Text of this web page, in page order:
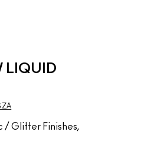
LIQUID
/ Glitter Finishes,